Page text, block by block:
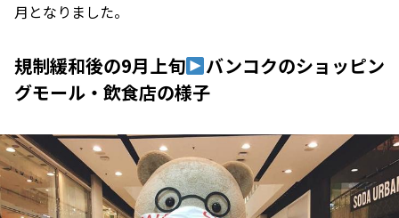
月となりました。
規制緩和後の9月上旬
バンコクのショッピン
グモール・飲食店の様子